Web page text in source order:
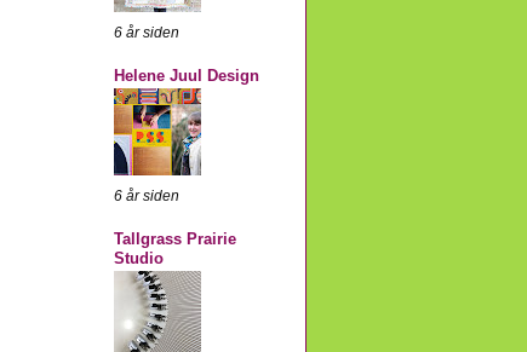
6 år siden
Helene Juul Design
6 år siden
Tallgrass Prairie
Studio